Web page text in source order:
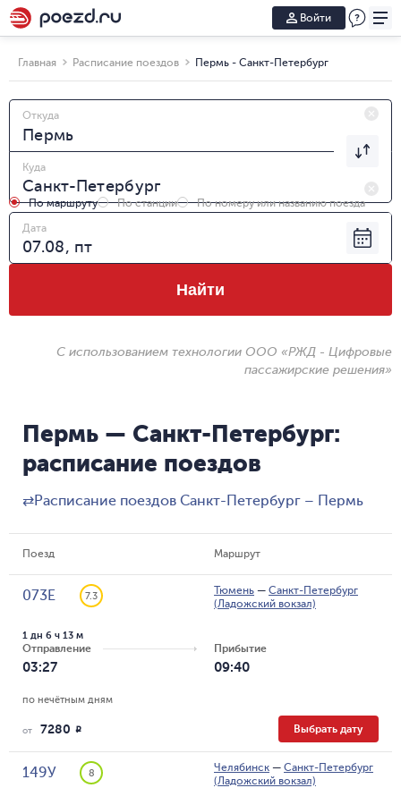
Войти
Главная Расписание поездов Пермь - Санкт-Петербург
Откуда
Куда
По маршруту По станции
По номеру или названию поезда
Дата
Найти
С использованием технологии ООО «РЖД - Цифровые
пассажирские решения»
Пермь — Санкт-Петербург:
расписание поездов
⇄Расписание поездов Санкт-Петербург – Пермь
Поезд Маршрут
073Е 7.3 Тюмень — Санкт-Петербург
(Ладожский вокзал)
Отправление
03:27
1 дн 6 ч 13 м
Прибытие
09:40
по нечётным дням
от 7280 R Выбрать дату
149У 8 Челябинск — Санкт-Петербург
(Ладожский вокзал)